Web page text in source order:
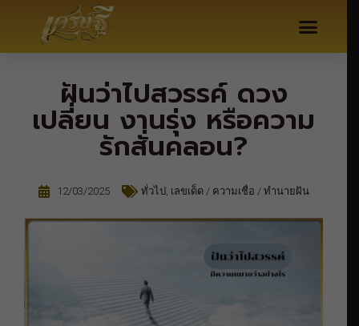
ฝันว่าไปสวรรค์ ดวง
เปลี่ยน งานรุ่ง หรือความ
รักสั่นคลอน?
12/03/2025 ทั่วไป, เลขเด็ด / ความเชื่อ / ทำนายฝัน